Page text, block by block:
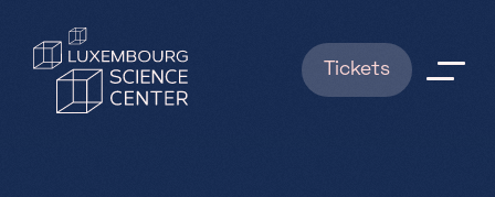
Tickets